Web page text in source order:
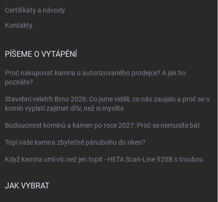
Certifikáty a návody
Kontakty
PÍŠEME O VYTÁPĚNÍ
Proč nakupovat kamna u autorizovaného prodejce? A jak ho
poznáte?
Stavební veletrh Brno 2026: Co jsme viděli, co nás zaujalo a proč se o
komín vyplatí zajímat dřív, než si myslíte
Budoucnost komínů a kamen po roce 2027: Proč se nemusíte bát
Topí vaše kamna zbytečně pánubohu do oken?
Když kamna umí víc než jen topit - HETA Scan-Line 920B s troubou
JAK VYBRAT